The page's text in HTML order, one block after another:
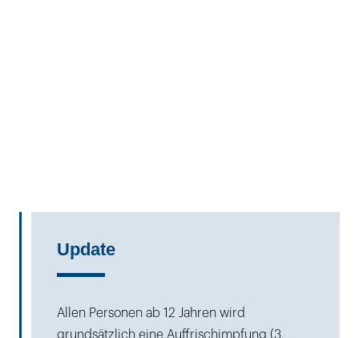
Update
Allen Personen ab 12 Jahren wird
grundsätzlich eine Auffrischimpfung (3.